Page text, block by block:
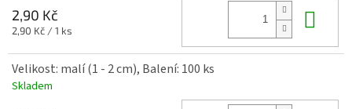
2,90 Kč
Měrná
2,90 Kč / 1 ks
Velikost: malí (1 - 2 cm), Balení: 100 ks
Skladem